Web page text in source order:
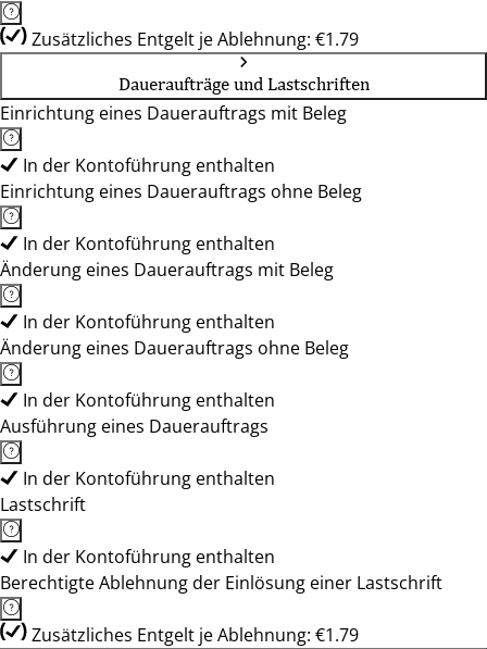
Zusätzliches Entgelt je Ablehnung: €1.79
Daueraufträge und Lastschriften
Einrichtung eines Dauerauftrags mit Beleg
In der Kontoführung enthalten
Einrichtung eines Dauerauftrags ohne Beleg
In der Kontoführung enthalten
Änderung eines Dauerauftrags mit Beleg
In der Kontoführung enthalten
Änderung eines Dauerauftrags ohne Beleg
In der Kontoführung enthalten
Ausführung eines Dauerauftrags
In der Kontoführung enthalten
Lastschrift
In der Kontoführung enthalten
Berechtigte Ablehnung der Einlösung einer Lastschrift
Zusätzliches Entgelt je Ablehnung: €1.79